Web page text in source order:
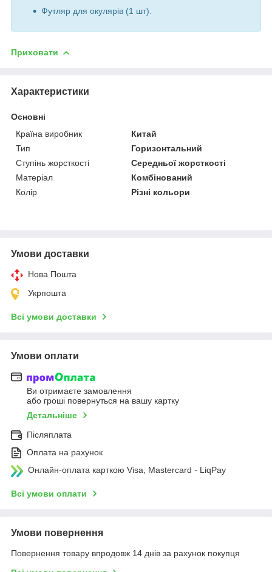
Футляр для окулярів (1 шт).
Приховати
Характеристики
Основні
Країна виробник
Китай
Тип
Горизонтальний
Ступінь жорсткості
Середньої жорсткості
Матеріал
Комбінований
Колір
Різні кольори
Умови доставки
Нова Пошта
Укрпошта
Всі умови доставки
Умови оплати
Ви отримаєте замовлення
або гроші повернуться на вашу картку
Детальніше
Післяплата
Оплата на рахунок
Онлайн-оплата карткою Visa, Mastercard - LiqPay
Всі умови оплати
Умови повернення
Повернення товару впродовж 14 днів за рахунок покупця